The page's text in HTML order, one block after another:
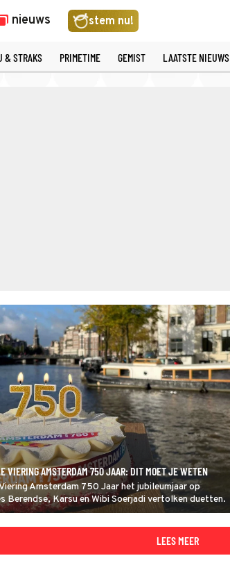
nieuws stem nu!
& STRAKS PRIMETIME GEMIST LAATSTE NIEUWS
VIERING AMSTERDAM 750 JAAR: DIT MOET JE WETEN
Amsterdam 750 Jaar het jubileumjaar op
Berendse, Karsu en Wibi Soerjadi vertolken duetten.
LEES MEER